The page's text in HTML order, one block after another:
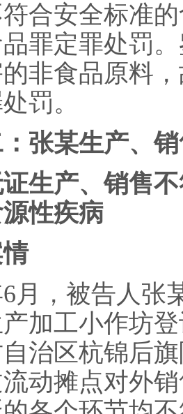
合安全标准
罪定罪处罚
非食品原料
罚。
张某生产、
、销售不
性疾病
，被告人张
加工小作坊
治区杭锦后
动摊点对外